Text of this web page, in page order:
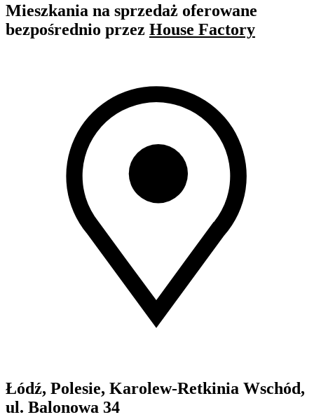
Mieszkania na sprzedaż oferowane
bezpośrednio przez House Factory
Łódź, Polesie, Karolew-Retkinia Wschód,
ul. Balonowa 34